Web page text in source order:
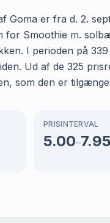
er fra d. 2.
Smoothie m.
I perioden på
Ud af de 325
som den er
PRISINTERVAL
5.00–7.95